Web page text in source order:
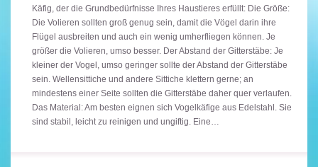
Käfig, der die Grundbedürfnisse Ihres Haustieres erfüllt: Die Größe:
Die Volieren sollten groß genug sein, damit die Vögel darin ihre
Flügel ausbreiten und auch ein wenig umherfliegen können. Je
größer die Volieren, umso besser. Der Abstand der Gitterstäbe: Je
kleiner der Vogel, umso geringer sollte der Abstand der Gitterstäbe
sein. Wellensittiche und andere Sittiche klettern gerne; an
mindestens einer Seite sollten die Gitterstäbe daher quer verlaufen.
Das Material: Am besten eignen sich Vogelkäfige aus Edelstahl. Sie
sind stabil, leicht zu reinigen und ungiftig. Eine…